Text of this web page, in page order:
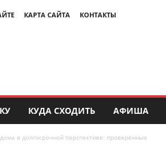
КАРТА САЙТА КОНТАКТЫ
КУДА СХОДИТЬ АФИША
в долгосрочной перспективе: проверенные